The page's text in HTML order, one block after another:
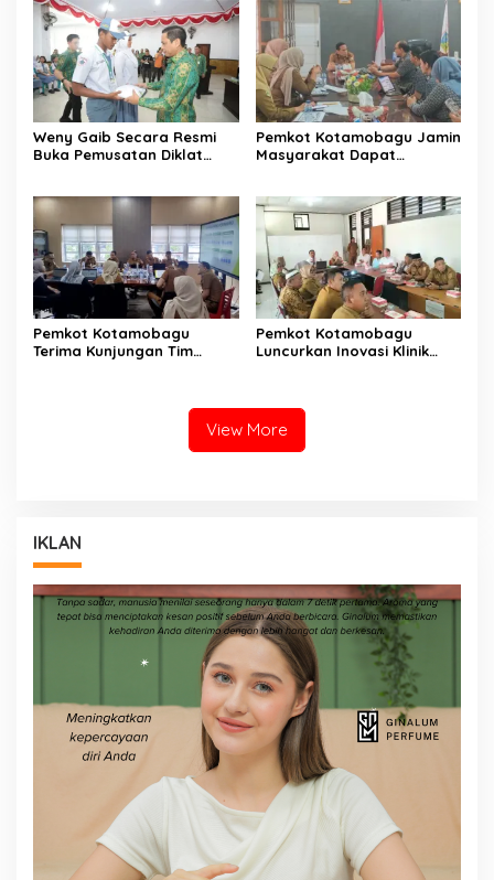
Tabrak Penonton
Weny Gaib Secara Resmi
Buka Pemusatan Diklat
Pemkot Kotamobagu Jamin
Masyarakat Dapat
Pemkot Kotamobagu
Terima Kunjungan Tim
Pemkot Kotamobagu
Luncurkan Inovasi Klinik
View More
IKLAN